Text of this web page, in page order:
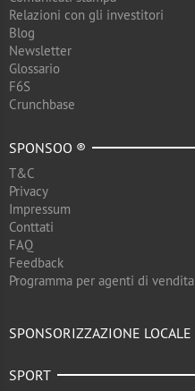
Relazioni con gli investitori
Blog
Newsletter
Glossario
F6S
Crunchbase
SPONSOO ®
T&C
Privacy
Impressum
Conttati
FAQ
Feedback
Programma per agenti di vendita
SPONSORIZZAZIONE LOCALE
SPORT